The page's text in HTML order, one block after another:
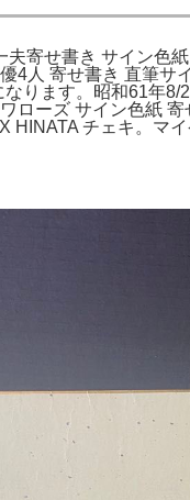
夫寄せ書き サイン色
4人 寄せ書き 直筆
ります。昭和61年
ローズ サイン色紙
HINATA チェキ。